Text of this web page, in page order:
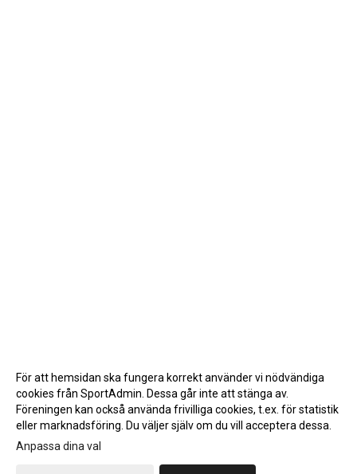
Gå till Webbversion
För att hemsidan ska fungera korrekt använder vi nödvändiga
cookies från SportAdmin. Dessa går inte att stänga av.
Föreningen kan också använda frivilliga cookies, t.ex. för statistik
eller marknadsföring. Du väljer själv om du vill acceptera dessa.
Anpassa dina val